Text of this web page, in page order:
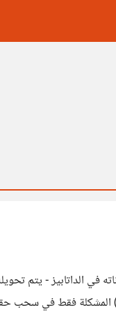
في الداتابيز - يتم
فقط في سحب